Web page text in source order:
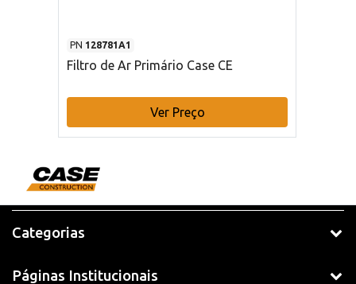
PN 128781A1
Filtro de Ar Primário Case CE
Ver Preço
Categorias
Páginas Institucionais